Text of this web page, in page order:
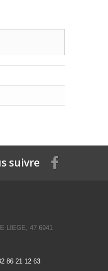
suivre
LIEGE, 47 6941
86 21 12 63